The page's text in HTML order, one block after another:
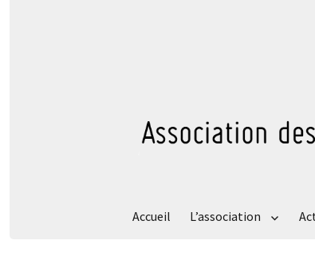
Accueil L’association